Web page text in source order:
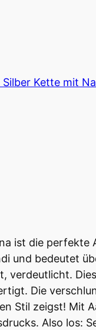
Kette mit
ist die
und bedeutet
verdeutlicht.
Die
Stil zeigst! Mit
Also los: